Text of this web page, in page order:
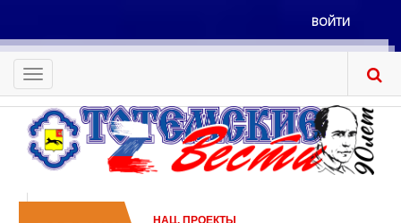
основному
содержанию
Меню
учётной
записи
пользователя
ВОЙТИ
Toggle
navigation
НАЦ. ПРОЕКТЫ